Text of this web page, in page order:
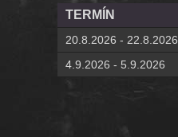
TERMÍN
20.8.2026 - 22.8.2026
4.9.2026 - 5.9.2026